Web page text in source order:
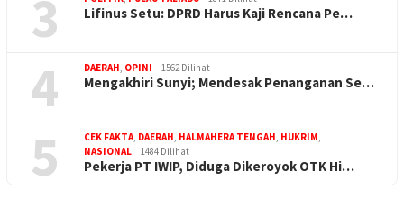
3 Lifinus Setu: DPRD Harus Kaji Rencana Pe…
4 DAERAH, OPINI 1562 Dilihat
Mengakhiri Sunyi; Mendesak Penanganan Se…
5 CEK FAKTA, DAERAH, HALMAHERA TENGAH, HUKRIM,
NASIONAL
1484 Dilihat
Pekerja PT IWIP, Diduga Dikeroyok OTK Hi…